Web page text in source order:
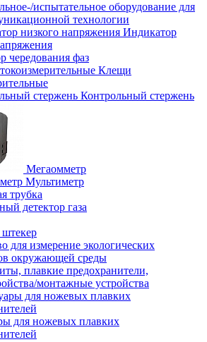
испытательное оборудование для
технологии
Индикатор
чередования фаз
Клещи
Контрольный стержень
Мегаомметр
Мультиметр
трубка
детектор газа
для измерение экологических
окружающей среды
плавкие предохранители,
монтажные устройства
для ножевых плавких